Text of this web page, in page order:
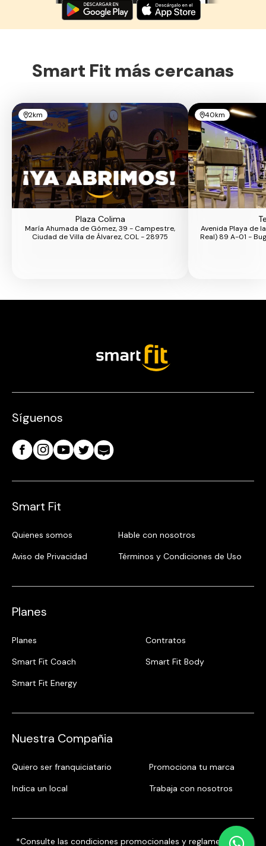
Smart Fit más cercanas
2km
Plaza Colima
María Ahumada de Gómez, 39 - Campestre,
Ciudad de Villa de Álvarez, COL - 28975
40km
Avenida Playa de
Real) 89 A-01 -
Síguenos
Smart Fit
Quienes somos
Hable con nosotros
Aviso de Privacidad
Términos y Condiciones de Uso
Planes
Planes
Contratos
Smart Fit Coach
Smart Fit Body
Smart Fit Energy
Nuestra Compañia
Quiero ser franquiciatario
Promociona tu marca
Indica un local
Trabaja con nosotros
*Consulte las condiciones promocionales y reglamentos en